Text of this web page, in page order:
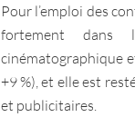
Pour l’emploi des
fortement dans
cinématographique
+9 %), et elle est
et publicitaires.